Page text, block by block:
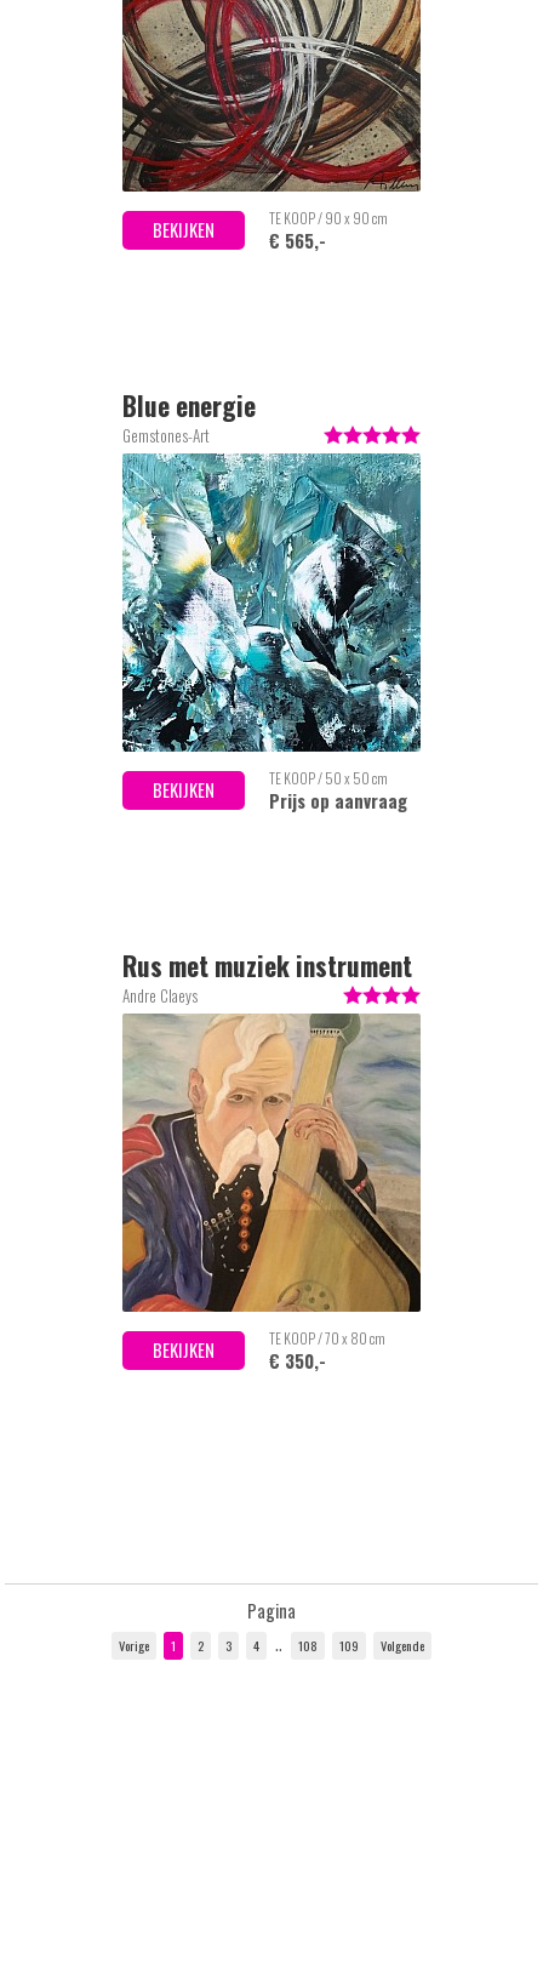
BEKIJKEN TE KOOP / 90 x 90 cm
€ 565,-
Blue energie
Gemstones-Art
BEKIJKEN TE KOOP / 50 x 50 cm
Prijs op aanvraag
Rus met muziek instrument
Andre Claeys
BEKIJKEN TE KOOP / 70 x 80 cm
€ 350,-
Pagina
..